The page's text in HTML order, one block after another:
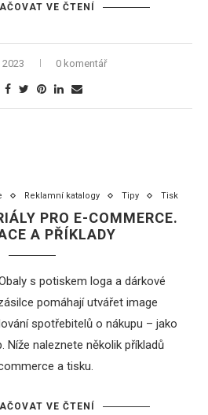
VE ČTENÍ
0 komentář
Reklamní katalogy Tipy Tisk
PRO E-COMMERCE.
A PŘÍKLADY
s potiskem loga a dárkové
pomáhají utvářet image
spotřebitelů o nákupu – jako
Níže naleznete několik příkladů
a tisku.
VE ČTENÍ